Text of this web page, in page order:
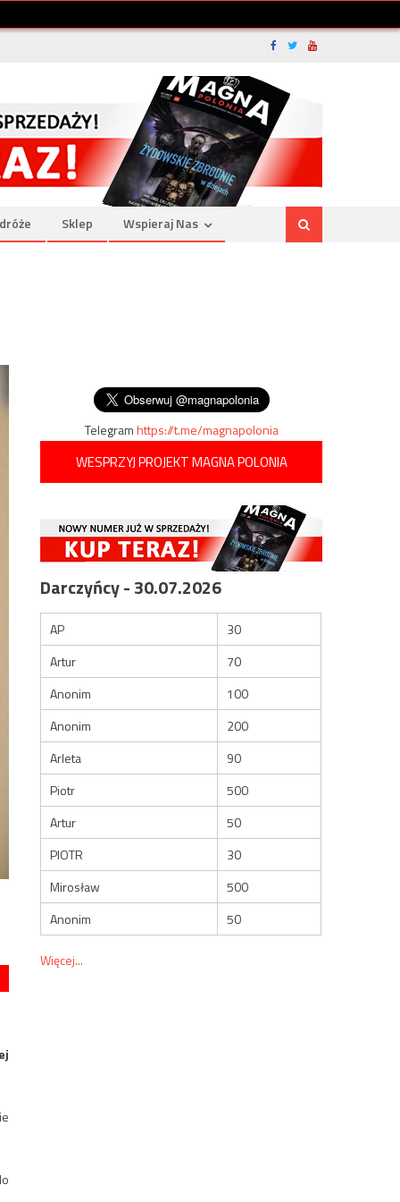
Sklep Wspieraj Nas
Telegramhttps://t.me/magnapolonia
WESPRZYJ PROJEKT MAGNA POLONIA
Darczyńcy - 30.07.2026
AP
30
Artur
70
Anonim
100
Anonim
200
Arleta
90
Piotr
500
Artur
50
PIOTR
30
Mirosław
500
Anonim
50
Więcej...